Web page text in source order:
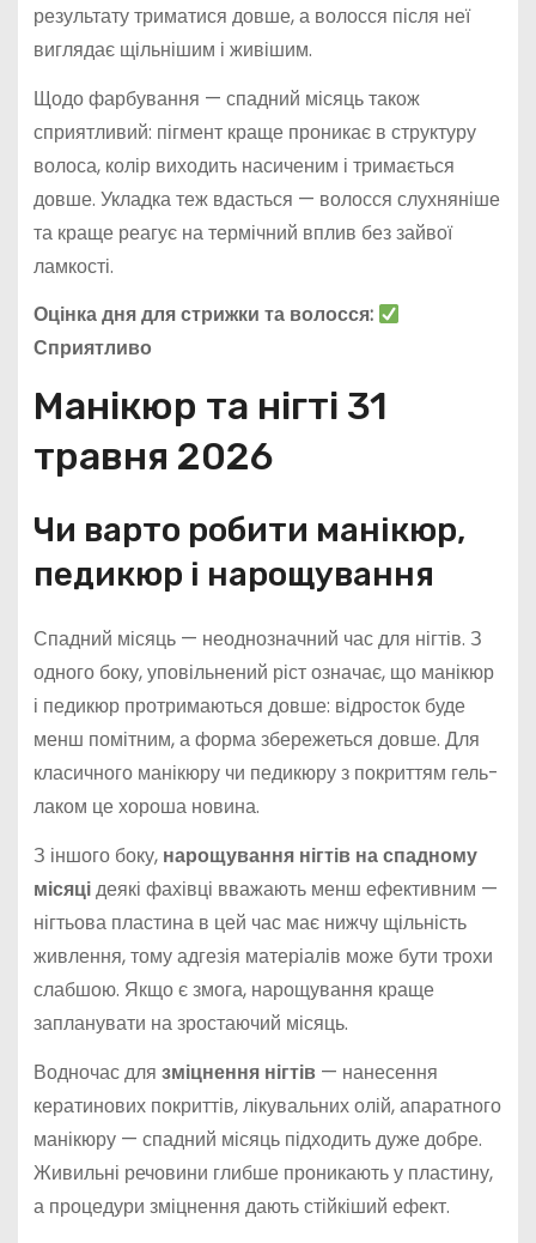
результату триматися довше, а волосся після неї
виглядає щільнішим і живішим.
Щодо фарбування — спадний місяць також
сприятливий: пігмент краще проникає в структуру
волоса, колір виходить насиченим і тримається
довше. Укладка теж вдасться — волосся слухняніше
та краще реагує на термічний вплив без зайвої
ламкості.
Оцінка дня для стрижки та волосся:
Сприятливо
Манікюр та нігті 31
травня 2026
Чи варто робити манікюр,
педикюр і нарощування
Спадний місяць — неоднозначний час для нігтів. З
одного боку, уповільнений ріст означає, що манікюр
і педикюр протримаються довше: відросток буде
менш помітним, а форма збережеться довше. Для
класичного манікюру чи педикюру з покриттям гель-
лаком це хороша новина.
З іншого боку, нарощування нігтів на спадному
місяцідеякі фахівці вважають менш ефективним —
нігтьова пластина в цей час має нижчу щільність
живлення, тому адгезія матеріалів може бути трохи
слабшою. Якщо є змога, нарощування краще
запланувати на зростаючий місяць.
Водночас для зміцнення нігтів— нанесення
кератинових покриттів, лікувальних олій, апаратного
манікюру — спадний місяць підходить дуже добре.
Живильні речовини глибше проникають у пластину,
а процедури зміцнення дають стійкіший ефект.